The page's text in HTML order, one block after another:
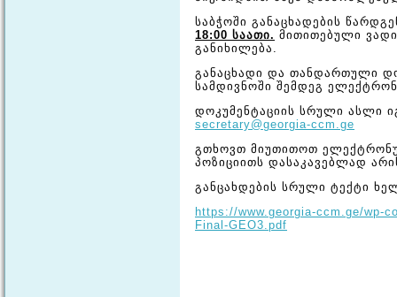
საბჭოში განაცხადების
18:00 საათი. მითითებული
განიხილება.
განაცხადი და თანდართული
სამდივნოში შემდეგ
დოკუმენტაციის სრული ასლი
secretary@georgia-ccm.ge
გთხოვთ მიუთითოთ
პოზიციითს დასაკავებლად
განცახდების სრული ტექტი
https://www.georgia-ccm.ge/wp-
Final-GEO3.pdf